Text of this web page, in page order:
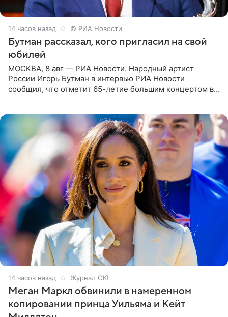
14 часов назад © РИА Новости
Бутман рассказал, кого пригласил на свой
юбилей
МОСКВА, 8 авг — РИА Новости. Народный артист
России Игорь Бутман в интервью РИА Новости
сообщил, что отметит 65-летие большим концертом в
14 часов назад Журнал OK!
Меган Маркл обвинили в намеренном
копировании принца Уильяма и Кейт